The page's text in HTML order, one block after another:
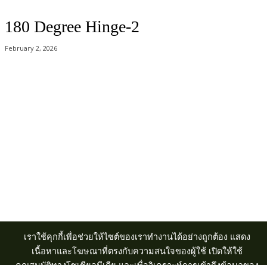
เราใช้คุกกี้เพื่อช่วยให้ไซต์ของเราทำงานได้อย่างถูกต้อง แสดง
เนื้อหาและโฆษณาที่ตรงกับความสนใจของผู้ใช้ เปิดให้ใช้
180 Degree Hinge-2
February 2, 2026